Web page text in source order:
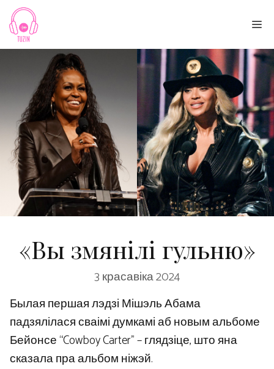
Skip
content
«Вы змянілі гульню»
3 красавіка 2024
Былая першая лэдзі Мішэль Абама
падзялілася сваімі думкамі аб новым альбоме
Бейонсе “Cowboy Carter” – глядзіце, што яна
сказала пра альбом ніжэй.